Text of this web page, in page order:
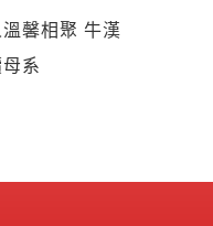
馨相聚 牛漢
系